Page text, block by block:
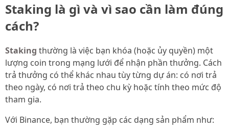
Staking là gì và vì sao cần làm đúng
cách?
Staking thường là việc bạn khóa (hoặc ủy quyền) một
lượng coin trong mạng lưới để nhận phần thưởng. Cách
trả thưởng có thể khác nhau tùy từng dự án: có nơi trả
theo ngày, có nơi trả theo chu kỳ hoặc tính theo mức độ
tham gia.
Với Binance, bạn thường gặp các dạng sản phẩm như: